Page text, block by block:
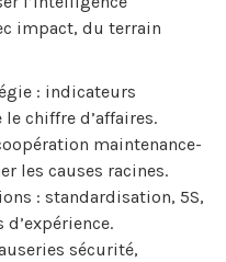
impact, du terrain
: indicateurs
chiffre d’affaires.
maintenance-
les causes racines.
: standardisation, 5S,
d’expérience.
sécurité,